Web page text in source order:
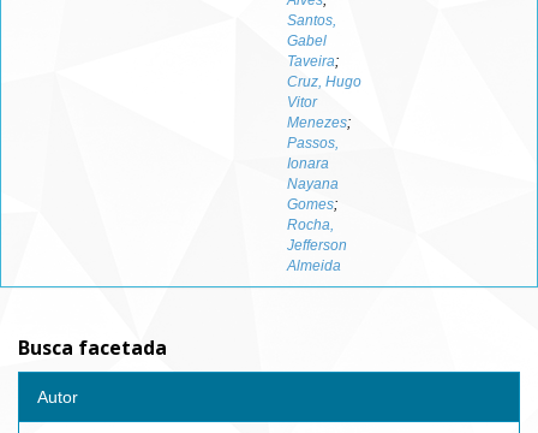
Santos,
Gabel
Taveira;
Cruz, Hugo
Vitor
Menezes;
Passos,
Ionara
Nayana
Gomes;
Rocha,
Jefferson
Almeida
Busca facetada
Autor